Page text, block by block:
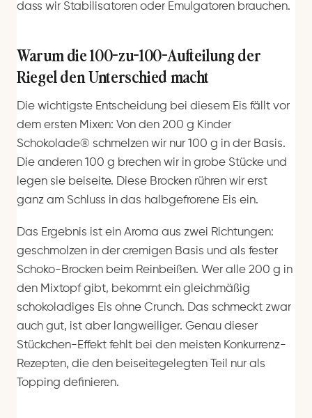
dass wir Stabilisatoren oder Emulgatoren brauchen.
Warum die 100-zu-100-Aufteilung der
Riegel den Unterschied macht
Die wichtigste Entscheidung bei diesem Eis fällt vor
dem ersten Mixen: Von den 200 g Kinder
Schokolade® schmelzen wir nur 100 g in der Basis.
Die anderen 100 g brechen wir in grobe Stücke und
legen sie beiseite. Diese Brocken rühren wir erst
ganz am Schluss in das halbgefrorene Eis ein.
Das Ergebnis ist ein Aroma aus zwei Richtungen:
geschmolzen in der cremigen Basis und als fester
Schoko-Brocken beim Reinbeißen. Wer alle 200 g in
den Mixtopf gibt, bekommt ein gleichmäßig
schokoladiges Eis ohne Crunch. Das schmeckt zwar
auch gut, ist aber langweiliger. Genau dieser
Stückchen-Effekt fehlt bei den meisten Konkurrenz-
Rezepten, die den beiseitegelegten Teil nur als
Topping definieren.